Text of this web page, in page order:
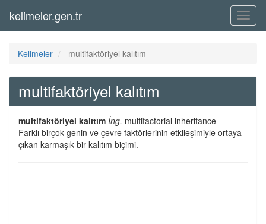
Menü
kelimeler.gen.tr
Kelimeler multifaktöriyel kalıtım
multifaktöriyel kalıtım
multifaktöriyel kalıtım İng. multifactorial inheritance
Farklı birçok genin ve çevre faktörlerinin etkileşimiyle ortaya
çıkan karmaşık bir kalıtım biçimi.